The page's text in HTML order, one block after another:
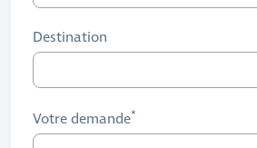
Destination
Votre demande